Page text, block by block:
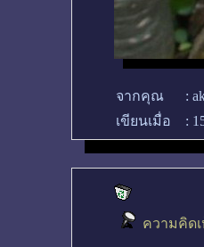
จากคุณ :
เขียนเมื่อ
:
ความคิด